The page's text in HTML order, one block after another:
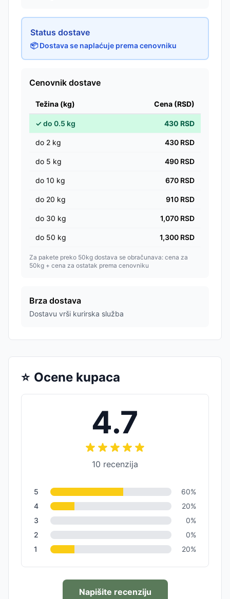
Status dostave
📦 Dostava se naplaćuje prema cenovniku
Cenovnik dostave
Težina (kg) Cena (RSD)
✓do 0.5 kg 430 RSD
do 2 kg 430 RSD
do 5 kg 490 RSD
do 10 kg 670 RSD
do 20 kg 910 RSD
do 30 kg 1,070 RSD
do 50 kg 1,300 RSD
Za pakete preko 50kg dostava se obračunava: cena za
50kg + cena za ostatak prema cenovniku
Brza dostava
Dostavu vrši kurirska služba
⭐ Ocene kupaca
4.7
10 recenzija
5 60%
4
20%
3
0%
2
0%
1
20%
Napišite recenziju